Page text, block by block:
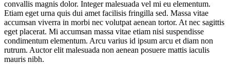
convallis magnis dolor. Integer malesuada vel mi eu elementum.
Etiam eget urna quis dui amet facilisis fringilla sed. Massa vitae
accumsan viverra in morbi nec volutpat aenean tortor. At nec sagittis
eget placerat. Mi accumsan massa vitae etiam nisi suspendisse
condimentum elementum. Arcu varius id ipsum arcu et diam non
rutrum. Auctor elit malesuada non aenean posuere mattis iaculis
mauris nibh.